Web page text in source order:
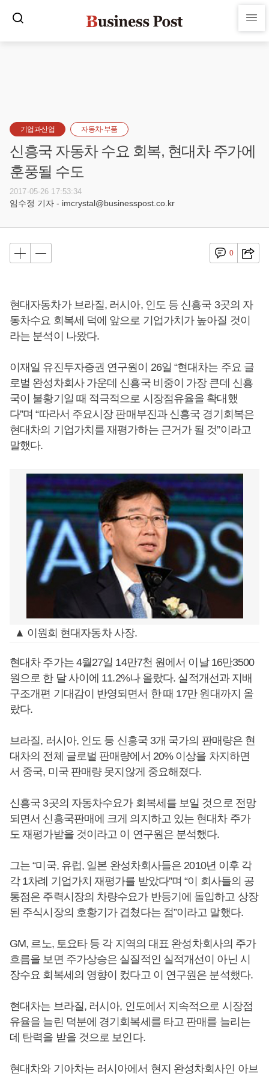
기업과산업 자동차·부품
신흥국 자동차 수요 회복, 현대차 주가에
훈풍될 수도
2017-05-26 17:53:34
임수정 기자 - imcrystal@businesspost.co.kr
0
현대자동차가 브라질, 러시아, 인도 등 신흥국 3곳의 자
동차수요 회복세 덕에 앞으로 기업가치가 높아질 것이
라는 분석이 나왔다.
이재일 유진투자증권 연구원이 26일 “현대차는 주요 글
로벌 완성차회사 가운데 신흥국 비중이 가장 큰데 신흥
국이 불황기일 때 적극적으로 시장점유율을 확대했
다”며 “따라서 주요시장 판매부진과 신흥국 경기회복은
현대차의 기업가치를 재평가하는 근거가 될 것”이라고
말했다.
▲ 이원희 현대자동차 사장.
현대차 주가는 4월27일 14만7천 원에서 이날 16만3500
원으로 한 달 사이에 11.2%나 올랐다. 실적개선과 지배
구조개편 기대감이 반영되면서 한 때 17만 원대까지 올
랐다.
브라질, 러시아, 인도 등 신흥국 3개 국가의 판매량은 현
대차의 전체 글로벌 판매량에서 20% 이상을 차지하면
서 중국, 미국 판매량 못지않게 중요해졌다.
신흥국 3곳의 자동차수요가 회복세를 보일 것으로 전망
되면서 신흥국판매에 크게 의지하고 있는 현대차 주가
도 재평가받을 것이라고 이 연구원은 분석했다.
그는 “미국, 유럽, 일본 완성차회사들은 2010년 이후 각
각 1차례 기업가치 재평가를 받았다”며 “이 회사들의 공
통점은 주력시장의 차량수요가 반등기에 돌입하고 상장
된 주식시장의 호황기가 겹쳤다는 점”이라고 말했다.
GM, 르노, 토요타 등 각 지역의 대표 완성차회사의 주가
흐름을 보면 주가상승은 실질적인 실적개선이 아닌 시
장수요 회복세의 영향이 컸다고 이 연구원은 분석했다.
현대차는 브라질, 러시아, 인도에서 지속적으로 시장점
유율을 늘린 덕분에 경기회복세를 타고 판매를 늘리는
데 탄력을 받을 것으로 보인다.
현대차와 기아차는 러시아에서 현지 완성차회사인 아브